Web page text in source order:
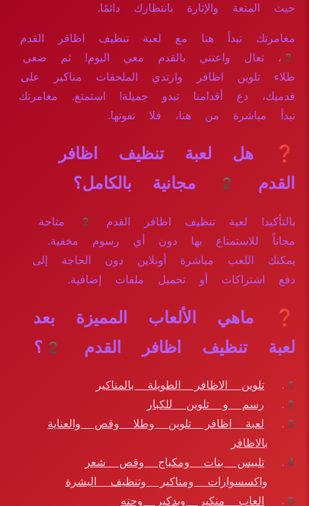
حيث المتعة والإثارة بانتظارك دائمًا.
مغامرتك تبدأ هنا مع لعبة تنظيف اظافر القدم
2، تعال واعتني بالقدم معي اليوم! ثم ضعي
طلاء تلوين اظافر وارتدي الملحقات مناكير على
قدميك، دع أقدامنا تبدو جميلة! استمتع. مغامرتك
تبدأ مباشرة من هنا، فلا تفوتها.
❓ هل لعبة تنظيف اظافر
القدم 2 مجانية بالكامل؟
بالتأكيد! لعبة تنظيف اظافر القدم 2 متاحة
مجاناً للاستمتاع بها دون أي رسوم مخفية.
يمكنك اللعب مباشرة أونلاين دون الحاجة إلى
دفع اشتراكات أو تحميل ملفات إضافية.
❓ ماهي الألعاب المميزة بعد
لعبة تنظيف اظافر القدم 2؟
تلوين الاظافر الطويلة بالمناكير
رسم و تلوين للكبار
لعبة اظافر تلوين وطلا وقص والعناية
بالاظافر
تلبيس بنات ومكياج وقص شعر
واكسسوارات ومناكير وتنظيف البشرة
العاب منكير وبدكير وحنه